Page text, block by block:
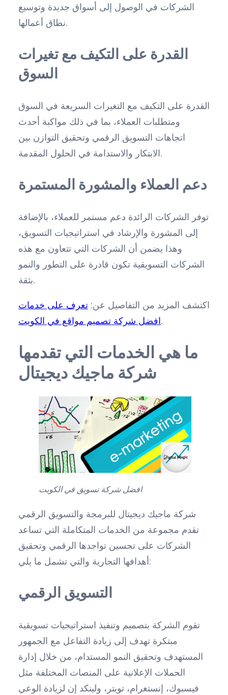
الشركات في الوصول إلى أسواق جديدة وتوسيع
نطاق أعمالها.
القدرة على التكيف مع تغيرات
السوق
القدرة على التكيف مع التغيرات السريعة في السوق
ومتطلبات العملاء، بما في ذلك مواكبة أحدث
اتجاهات التسويق الرقمي وتحقيق التوازن بين
الابتكار والاستدامة في الحلول المقدمة.
دعم العملاء والمشورة المستمرة
توفر الشركات الرائدة دعم مستمر للعملاء، بالإضافة
إلى المشورة والإرشاد في استراتيجيات التسويق،
وهذا يضمن أن الشركات التي تتعاون مع هذه
الشركات التسويقية تكون قادرة على التطور والنمو
بثقة.
اكتشف المزيد من التفاصيل عن: تعرف على خدمات
افضل شركة تصميم مواقع في الكويت.
ما هي الخدمات التي تقدمها
شركة ماجيك ديجيتال
افضل شركة تسويق في الكويت
شركة ماجيك ديجيتال للبرمجة والتسويق الرقمي
تقدم مجموعة من الخدمات المتكاملة التي تساعد
الشركات على تحسين تواجدها الرقمي وتحقيق
أهدافها التجارية والتي تشمل ما يلي:
التسويق الرقمي
تقوم الشركة بتصميم وتنفيذ استراتيجيات تسويقية
مبتكرة تهدف إلى زيادة التفاعل مع الجمهور
المستهدف وتحقيق النمو المستدام، من خلال إدارة
الحملات الإعلانية على المنصات المختلفة مثل
فيسبوك، إنستغرام، تويتر، ولينكد إن لزيادة الوعي